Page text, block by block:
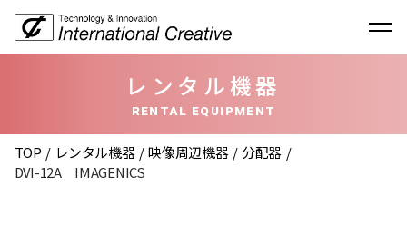
レンタル機器
RENTAL EQUIPMENT
TOP レンタル機器 映像周辺機器
分配器
DVI-12A IMAGENICS